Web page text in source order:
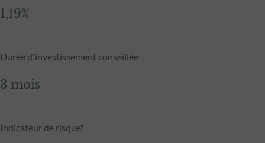
1,19%
Durée d'investissement conseillée
3 mois
Indicateur de risque*